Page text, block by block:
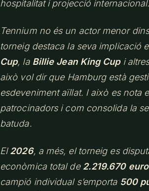
hospitalitat i projecció internacional.
Tennium no és un actor menor
torneig destaca la seva implicació
Cup, la Billie Jean King Cupi
això vol dir que Hamburg està
esdeveniment aïllat. I això es nota
patrocinadors i com consolida la
batuda.
El2026, a més, el torneig es
econòmica total de 2.219.670
campió individual s’emporta 500